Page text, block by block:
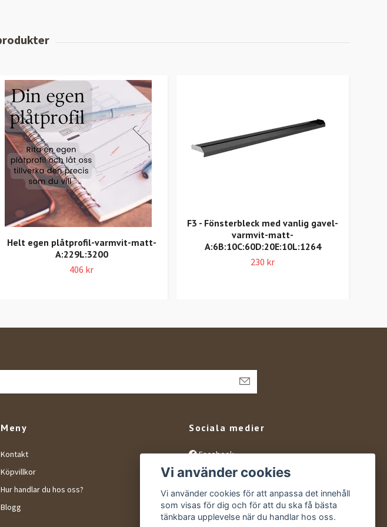
Helt egen plåtprofil-varmvit-matt-
A:229L:3200
406 kr
F3 - Fönsterbleck med vanlig gavel-
varmvit-matt-
A:6B:10C:60D:20E:10L:1264
230 kr
Meny
Kontakt
Köpvillkor
Hur handlar du hos oss?
Blogg
Sociala medier
Facebook
Instagram
YouTube
Vi använder cookies
Vi använder cookies för att anpassa det innehåll
som visas för dig och för att du ska få bästa
tänkbara upplevelse när du handlar hos oss.